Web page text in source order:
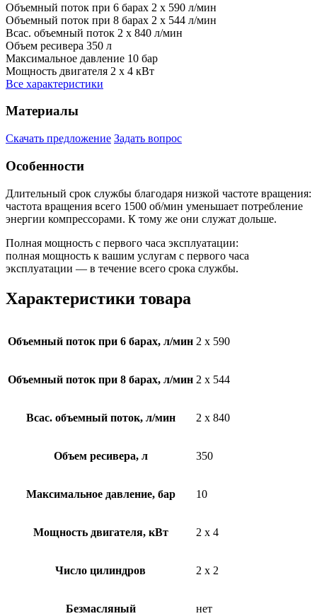
Объемный поток при 6 барах 2 x 590 л/мин
Объемный поток при 8 барах 2 x 544 л/мин
Всас. объемный поток 2 x 840 л/мин
Объем ресивера 350 л
Максимальное давление 10 бар
Мощность двигателя 2 x 4 кВт
Все характеристики
Материалы
Скачать предложение Задать вопрос
Особенности
Длительный срок службы благодаря низкой частоте вращения:
частота вращения всего 1500 об/мин уменьшает потребление
энергии компрессорами. К тому же они служат дольше.
Полная мощность с первого часа эксплуатации:
полная мощность к вашим услугам с первого часа
эксплуатации — в течение всего срока службы.
Характеристики товара
Объемный поток при 6 барах, л/мин 2 x 590
Объемный поток при 8 барах, л/мин 2 x 544
Всас. объемный поток, л/мин 2 x 840
Объем ресивера, л 350
Максимальное давление, бар 10
Мощность двигателя, кВт 2 x 4
Число цилиндров 2 x 2
Безмасляный нет